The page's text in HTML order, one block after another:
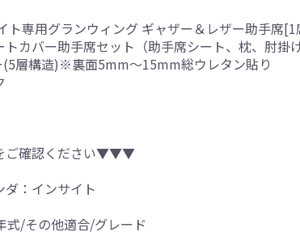
専用グランウィング ギャザー＆レザー助手席[1
カバー助手席セット（助手席シート、枕、肘掛
(5層構造)※裏面5mm～15mm総ウレタン貼り
確認ください▼▼▼
ダ：インサイト
式/その他適合/グレード